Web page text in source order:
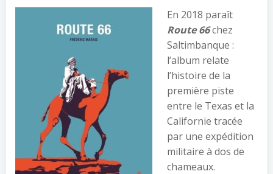
En 2018 paraît
Route 66chez
Saltimbanque :
l’album relate
l’histoire de la
première piste
entre le Texas et la
Californie tracée
par une expédition
militaire à dos de
chameaux.